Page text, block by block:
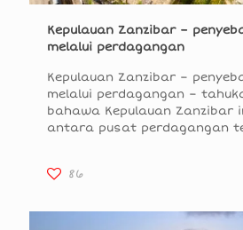
Kepulauan Zanzibar –
melalui perdagangan
Kepulauan Zanzibar –
melalui perdagangan –
bahawa Kepulauan Zanzibar
antara pusat perdagangan
86